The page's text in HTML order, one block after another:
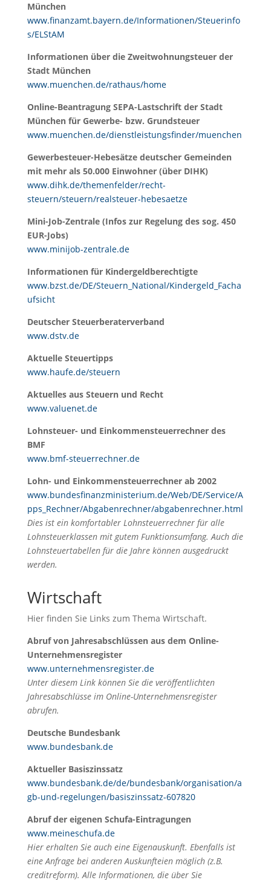
München
www.finanzamt.bayern.de/Informationen/Steuerinfo
s/ELStAM
Informationen über die Zweitwohnungsteuer der
Stadt München
www.muenchen.de/rathaus/home
Online-Beantragung SEPA-Lastschrift der Stadt
München für Gewerbe- bzw. Grundsteuer
www.muenchen.de/dienstleistungsfinder/muenchen
Gewerbesteuer-Hebesätze deutscher Gemeinden
mit mehr als 50.000 Einwohner (über DIHK)
www.dihk.de/themenfelder/recht-
steuern/steuern/realsteuer-hebesaetze
Mini-Job-Zentrale (Infos zur Regelung des sog. 450
EUR-Jobs)
www.minijob-zentrale.de
Informationen für Kindergeldberechtigte
www.bzst.de/DE/Steuern_National/Kindergeld_Facha
ufsicht
Deutscher Steuerberaterverband
www.dstv.de
Aktuelle Steuertipps
www.haufe.de/steuern
Aktuelles aus Steuern und Recht
www.valuenet.de
Lohnsteuer- und Einkommensteuerrechner des
BMF
www.bmf-steuerrechner.de
Lohn- und Einkommensteuerrechner ab 2002
www.bundesfinanzministerium.de/Web/DE/Service/A
pps_Rechner/Abgabenrechner/abgabenrechner.html
Dies ist ein komfortabler Lohnsteuerrechner für alle
Lohnsteuerklassen mit gutem Funktionsumfang. Auch die
Lohnsteuertabellen für die Jahre können ausgedruckt
werden.
Wirtschaft
Hier finden Sie Links zum Thema Wirtschaft.
Abruf von Jahresabschlüssen aus dem Online-
Unternehmensregister
www.unternehmensregister.de
Unter diesem Link können Sie die veröffentlichten
Jahresabschlüsse im Online-Unternehmensregister
abrufen.
Deutsche Bundesbank
www.bundesbank.de
Aktueller Basiszinssatz
www.bundesbank.de/de/bundesbank/organisation/a
gb-und-regelungen/basiszinssatz-607820
Abruf der eigenen Schufa-Eintragungen
www.meineschufa.de
Hier erhalten Sie auch eine Eigenauskunft. Ebenfalls ist
eine Anfrage bei anderen Auskunfteien möglich (z.B.
creditreform). Alle Informationen, die über Sie